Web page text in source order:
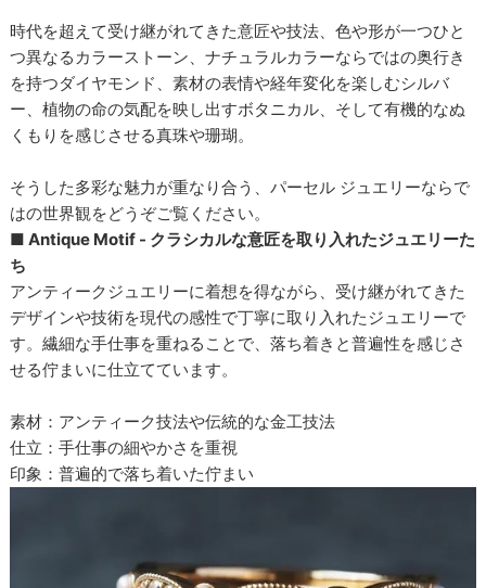
時代を超えて受け継がれてきた意匠や技法、色や形が一つひと
つ異なるカラーストーン、ナチュラルカラーならではの奥行き
を持つダイヤモンド、素材の表情や経年変化を楽しむシルバ
ー、植物の命の気配を映し出すボタニカル、そして有機的なぬ
くもりを感じさせる真珠や珊瑚。
そうした多彩な魅力が重なり合う、パーセル ジュエリーならで
はの世界観をどうぞご覧ください。
■ Antique Motif - クラシカルな意匠を取り入れたジュエリーた
ち
アンティークジュエリーに着想を得ながら、受け継がれてきた
デザインや技術を現代の感性で丁寧に取り入れたジュエリーで
す。繊細な手仕事を重ねることで、落ち着きと普遍性を感じさ
せる佇まいに仕立てています。
素材：アンティーク技法や伝統的な金工技法
仕立：手仕事の細やかさを重視
印象：普遍的で落ち着いた佇まい